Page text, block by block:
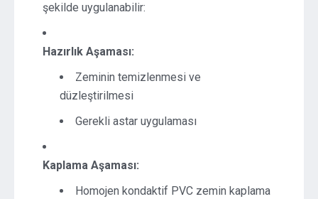
şekilde uygulanabilir:
Hazırlık Aşaması:
Zeminin temizlenmesi ve
düzleştirilmesi
Gerekli astar uygulaması
Kaplama Aşaması:
Homojen kondaktif PVC zemin kaplama